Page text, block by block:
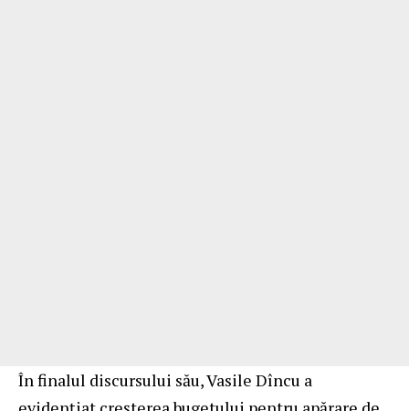
În finalul discursului său, Vasile Dîncu a